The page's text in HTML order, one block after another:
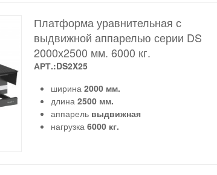
Платформа уравнительная с
выдвижной аппарелью серии DS
2000х2500 мм. 6000 кг.
АРТ.:DS2X25
ширина 2000 мм.
длина 2500 мм.
аппарельвыдвижная
нагрузка6000 кг.